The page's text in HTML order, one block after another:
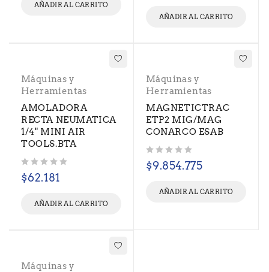
AÑADIR AL CARRITO
AÑADIR AL CARRITO
Máquinas y
Herramientas
AMOLADORA
RECTA NEUMATICA
1/4" MINI AIR
TOOLS.BTA
$62.181
AÑADIR AL CARRITO
Máquinas y
Herramientas
MAGNETICTRAC
ETP2 MIG/MAG
CONARCO ESAB
$9.854.775
AÑADIR AL CARRITO
Máquinas y